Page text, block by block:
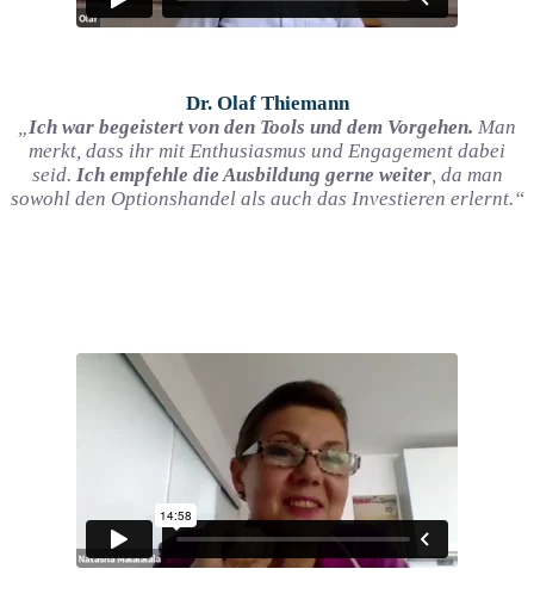
Dr. Olaf Thiemann
„Ich war begeistert von den Tools und dem Vorgehen. Man
merkt, dass ihr mit Enthusiasmus und Engagement dabei
seid. Ich empfehle die Ausbildung gerne weiter, da man
sowohl den Optionshandel als auch das Investieren erlernt.“